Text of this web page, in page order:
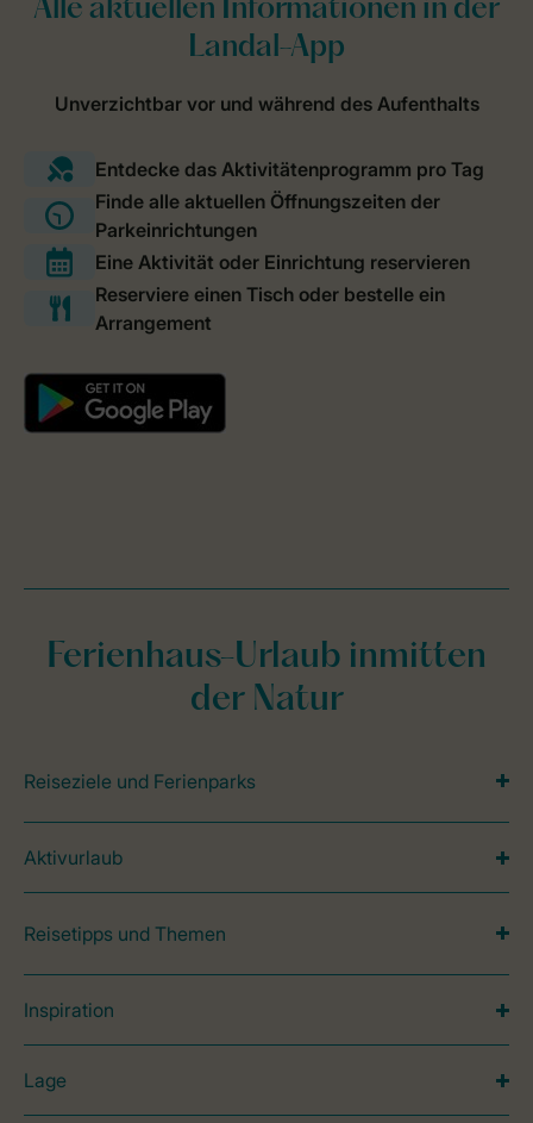
Ferienhaus-Urlaub inmitten
der Natur
Reiseziele und Ferienparks
Aktivurlaub
Reisetipps und Themen
Inspiration
Lage